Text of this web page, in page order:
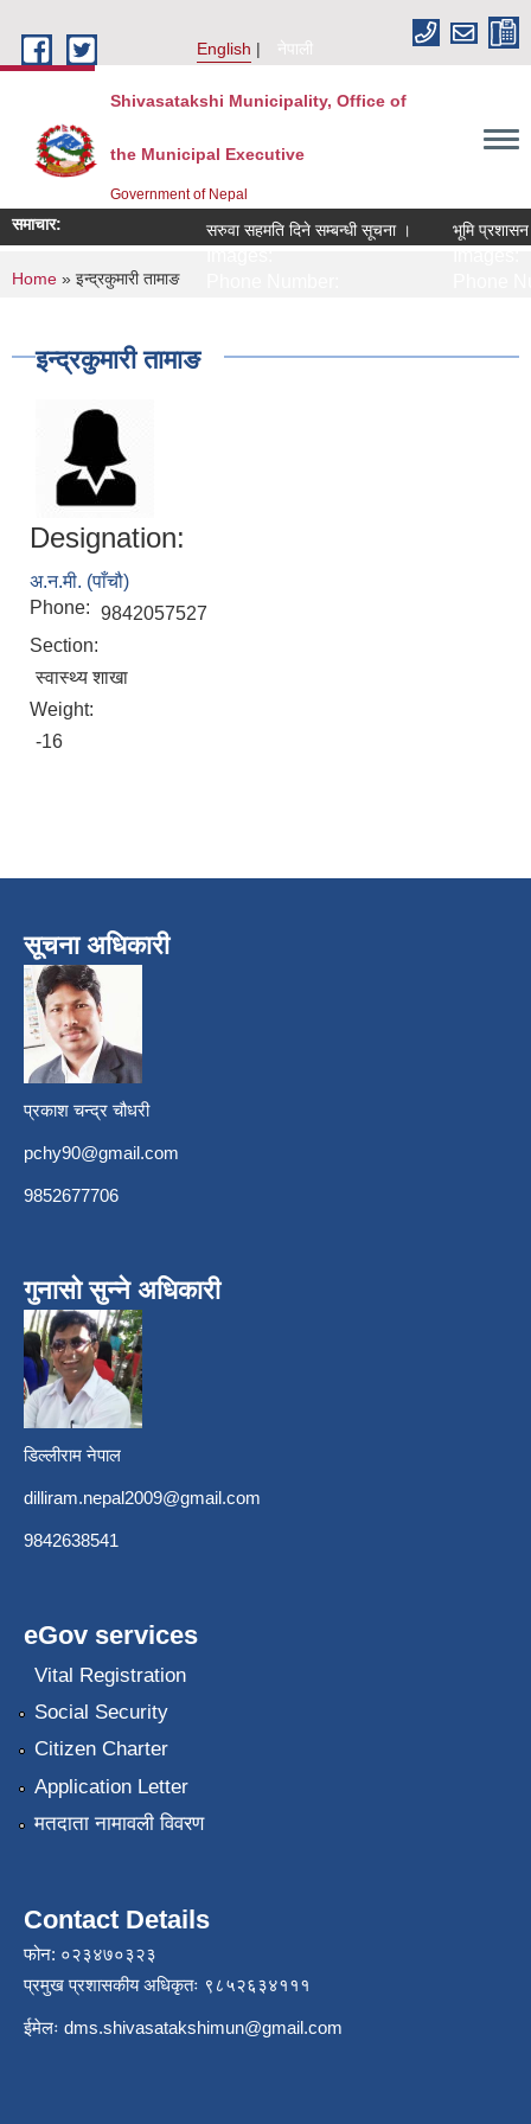
English
नेपाली
Shivasatakshi Municipality, Office of
the Municipal Executive
Government of Nepal
समाचार: सरुवा सहमति दिने सम्बन्धी सूचना । भूमि
You are here
Home » इन्द्रकुमारी तामाङ
इन्द्रकुमारी तामाङ
Designation:
अ.न.मी. (पाँचौ)
Phone: 9842057527
Section:
स्वास्थ्य शाखा
Weight:
-16
सूचना अधिकारी
प्रकाश चन्द्र चौधरी
pchy90@gmail.com
9852677706
गुनासो सुन्ने अधिकारी
डिल्लीराम नेपाल
dilliram.nepal2009@gmail.com
9842638541
eGov services
Vital Registration
Social Security
Citizen Charter
Application Letter
मतदाता नामावली विवरण
Contact Details
फोन: ०२३४७०३२३
प्रमुख प्रशासकीय अधिकृतः ९८५२६३४१११
ईमेलः dms.shivasatakshimun@gmail.com